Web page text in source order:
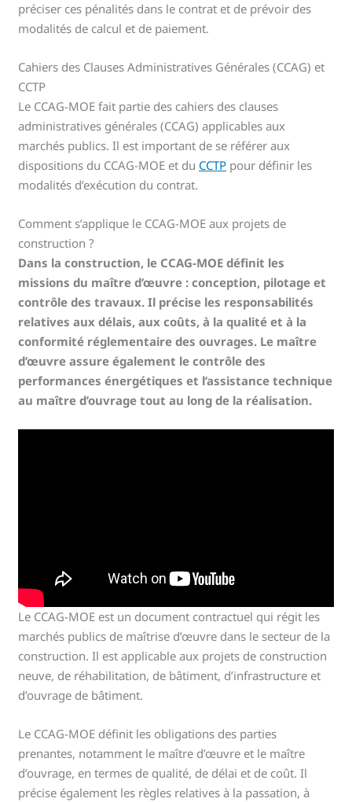
préciser ces pénalités dans le contrat et de prévoir des
modalités de calcul et de paiement.
Cahiers des Clauses Administratives Générales (CCAG) et
CCTP
Le CCAG-MOE fait partie des cahiers des clauses
administratives générales (CCAG) applicables aux
marchés publics. Il est important de se référer aux
dispositions du CCAG-MOE et du CCTP pour définir les
modalités d’exécution du contrat.
Comment s’applique le CCAG-MOE aux projets de
construction ?
Dans la construction, le CCAG-MOE définit les
missions du maître d’œuvre : conception, pilotage et
contrôle des travaux. Il précise les responsabilités
relatives aux délais, aux coûts, à la qualité et à la
conformité réglementaire des ouvrages. Le maître
d’œuvre assure également le contrôle des
performances énergétiques et l’assistance technique
au maître d’ouvrage tout au long de la réalisation.
Le CCAG-MOE est un document contractuel qui régit les
marchés publics de maîtrise d’œuvre dans le secteur de la
construction. Il est applicable aux projets de construction
neuve, de réhabilitation, de bâtiment, d’infrastructure et
d’ouvrage de bâtiment.
Le CCAG-MOE définit les obligations des parties
prenantes, notamment le maître d’œuvre et le maître
d’ouvrage, en termes de qualité, de délai et de coût. Il
précise également les règles relatives à la passation, à